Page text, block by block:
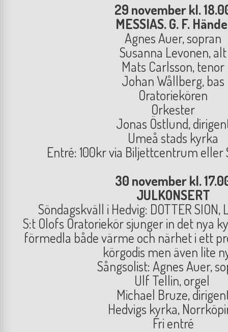
29 november kl.
MESSIAS. G. F.
Agnes Auer, sopran
Susanna Levonen, alt
Mats Carlsson, tenor
Johan Wållberg, bas
Oratoriekören
Orkester
Jonas Östlund,
Umeå stads kyrka
Entré: 100kr via Biljettcentrum eller
30 november kl.
JULKONSERT
Söndagskväll i Hedvig: DOTTER SION,
S:t Olofs Oratoriekör sjunger in det nya
förmedla både värme och närhet i ett
körgodis men även lite
Sångsolist: Agnes Auer,
Ulf Tellin, orgel
Michael Bruze,
Hedvigs kyrka,
Fri entré